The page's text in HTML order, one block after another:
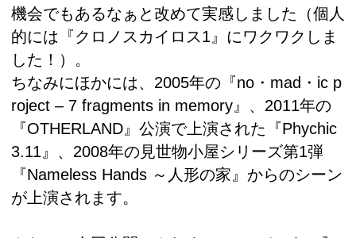
機会でもあるなぁと改めて実感しました（個人
的には『クロノスカイロス1』にワクワクしま
した！）。
ちなみにほかには、2005年の『no・mad・ic p
roject – 7 fragments in memory』、2011年の
『OTHERLAND』公演で上演された『Phychic
3.11』、2008年の見世物小屋シリーズ第1弾
『Nameless Hands ～人形の家』からのシーン
が上演されます。